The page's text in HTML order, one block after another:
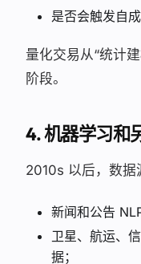
是否会触发自
量化交易从“统计
阶段。
4. 机器学习和
2010s 以后，数据
新闻和公告 NLP
卫星、航运、
据；